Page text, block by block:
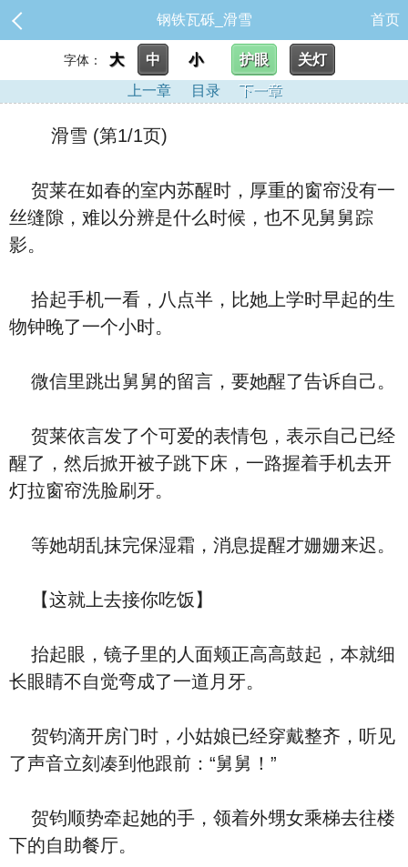
钢铁瓦砾_滑雪 首页
字体： 大 中 小 护眼
关灯
上一章
目录 下一章
滑雪 (第1/1页)
贺莱在如春的室内苏醒时，厚重的窗帘没有一
丝缝隙，难以分辨是什么时候，也不见舅舅踪
影。
拾起手机一看，八点半，比她上学时早起的生
物钟晚了一个小时。
微信里跳出舅舅的留言，要她醒了告诉自己。
贺莱依言发了个可爱的表情包，表示自己已经
醒了，然后掀开被子跳下床，一路握着手机去开
灯拉窗帘洗脸刷牙。
等她胡乱抹完保湿霜，消息提醒才姗姗来迟。
【这就上去接你吃饭】
抬起眼，镜子里的人面颊正高高鼓起，本就细
长眼睛不自觉弯成了一道月牙。
贺钧滴开房门时，小姑娘已经穿戴整齐，听见
了声音立刻凑到他跟前：“舅舅！”
贺钧顺势牵起她的手，领着外甥女乘梯去往楼
下的自助餐厅。